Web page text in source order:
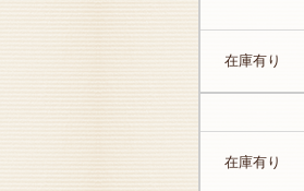
在庫有り
在庫有り